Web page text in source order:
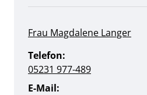
Frau Magdalene Langer
Telefon:
05231 977-489
E-Mail: